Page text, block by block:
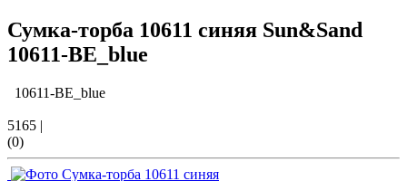
Сумка-торба 10611 синяя Sun&Sand
10611-BE_blue
10611-BE_blue
5165 |
(0)